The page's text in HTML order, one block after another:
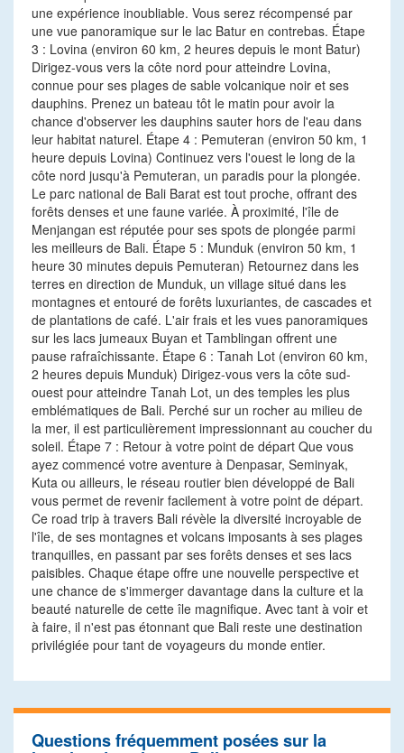
une expérience inoubliable. Vous serez récompensé par
une vue panoramique sur le lac Batur en contrebas. Étape
3 : Lovina (environ 60 km, 2 heures depuis le mont Batur)
Dirigez-vous vers la côte nord pour atteindre Lovina,
connue pour ses plages de sable volcanique noir et ses
dauphins. Prenez un bateau tôt le matin pour avoir la
chance d'observer les dauphins sauter hors de l'eau dans
leur habitat naturel. Étape 4 : Pemuteran (environ 50 km, 1
heure depuis Lovina) Continuez vers l'ouest le long de la
côte nord jusqu'à Pemuteran, un paradis pour la plongée.
Le parc national de Bali Barat est tout proche, offrant des
forêts denses et une faune variée. À proximité, l'île de
Menjangan est réputée pour ses spots de plongée parmi
les meilleurs de Bali. Étape 5 : Munduk (environ 50 km, 1
heure 30 minutes depuis Pemuteran) Retournez dans les
terres en direction de Munduk, un village situé dans les
montagnes et entouré de forêts luxuriantes, de cascades et
de plantations de café. L'air frais et les vues panoramiques
sur les lacs jumeaux Buyan et Tamblingan offrent une
pause rafraîchissante. Étape 6 : Tanah Lot (environ 60 km,
2 heures depuis Munduk) Dirigez-vous vers la côte sud-
ouest pour atteindre Tanah Lot, un des temples les plus
emblématiques de Bali. Perché sur un rocher au milieu de
la mer, il est particulièrement impressionnant au coucher du
soleil. Étape 7 : Retour à votre point de départ Que vous
ayez commencé votre aventure à Denpasar, Seminyak,
Kuta ou ailleurs, le réseau routier bien développé de Bali
vous permet de revenir facilement à votre point de départ.
Ce road trip à travers Bali révèle la diversité incroyable de
l'île, de ses montagnes et volcans imposants à ses plages
tranquilles, en passant par ses forêts denses et ses lacs
paisibles. Chaque étape offre une nouvelle perspective et
une chance de s'immerger davantage dans la culture et la
beauté naturelle de cette île magnifique. Avec tant à voir et
à faire, il n'est pas étonnant que Bali reste une destination
privilégiée pour tant de voyageurs du monde entier.
Questions fréquemment posées sur la